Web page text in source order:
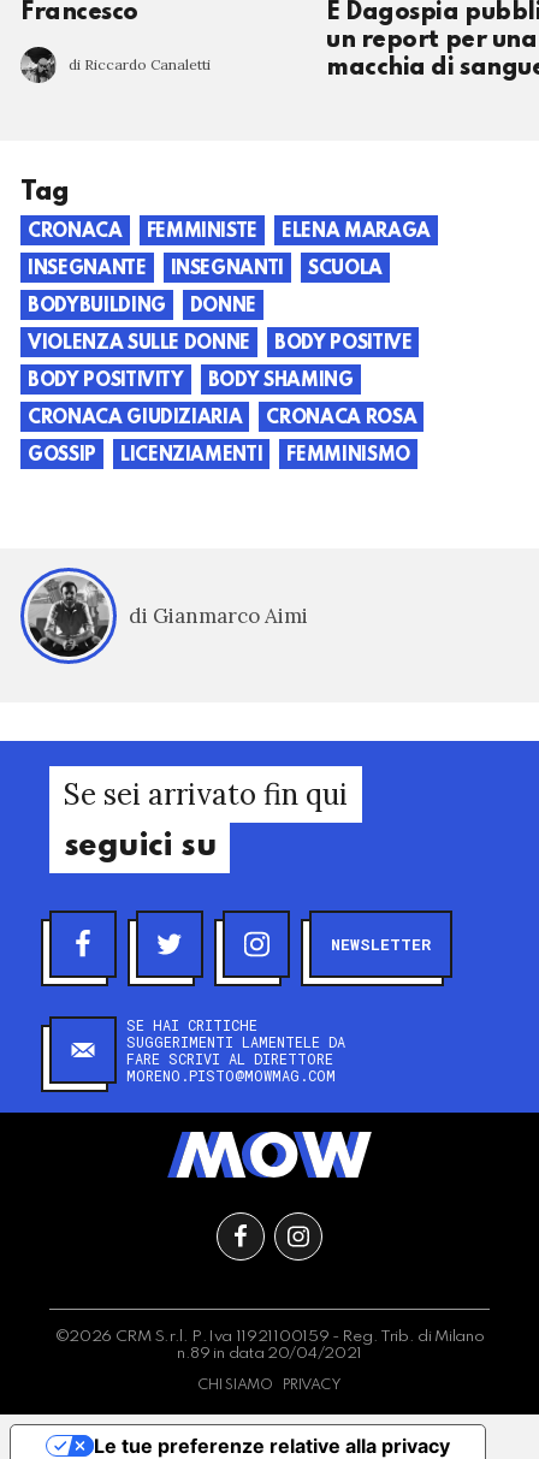
Francesco
di Riccardo Canaletti
E Dagospia
un report per una
macchia di
Tag
CRONACA FEMMINISTE
ELENA MARAGA
INSEGNANTE
INSEGNANTI
SCUOLA
BODYBUILDING
DONNE
VIOLENZA SULLE DONNE
BODY POSITIVE
BODY POSITIVITY
BODY SHAMING
CRONACA GIUDIZIARIA
CRONACA ROSA
GOSSIP
LICENZIAMENTI FEMMINISMO
di Gianmarco Aimi
Se sei arrivato fin qui
seguici su
NEWSLETTER
SE HAI CRITICHE
SUGGERIMENTI LAMENTELE DA
FARE SCRIVI AL DIRETTORE
MORENO.PISTO@MOWMAG.COM
©2026 CRM S.r.l. P.Iva 11921100159 - Reg. Trib. di Milano
n.89 in data 20/04/2021
CHI SIAMO PRIVACY
Le tue preferenze relative alla privacy